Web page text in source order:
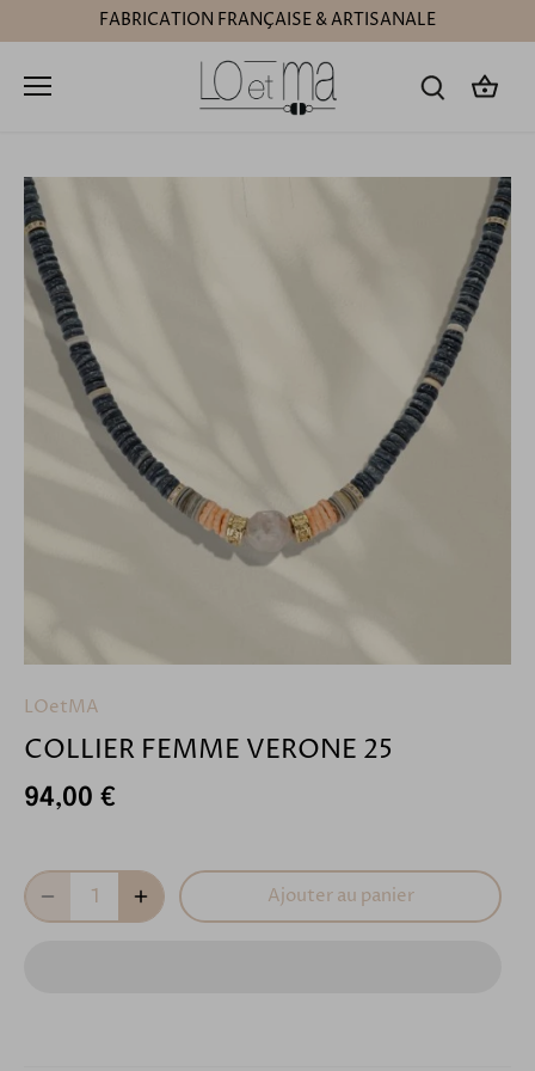
au
FABRICATION FRANÇAISE & ARTISANALE
LOetMA
COLLIER FEMME VERONE 25
94,00 €
Ajouter au panier